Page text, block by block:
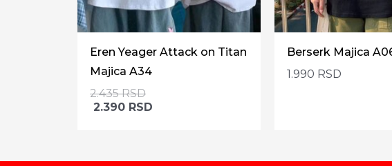
Eren Yeager Attack on Titan
Majica A34
2.435RSD
2.390 RSD
Berserk Majica
1.990 RSD